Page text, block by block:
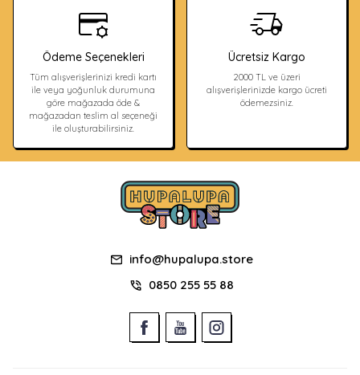
Ödeme Seçenekleri
Tüm alışverişlerinizi kredi kartı
ile veya yoğunluk durumuna
göre mağazada öde &
mağazadan teslim al seçeneği
ile oluşturabilirsiniz.
Ücretsiz Kargo
2000 TL ve üzeri
alışverişlerinizde kargo ücreti
ödemezsiniz.
info@hupalupa.store
0850 255 55 88